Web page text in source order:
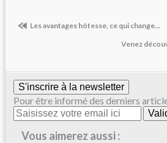
Les avantages hôtesse, ce qui change...
Venez
S'inscrire à la newsletter
Pour être informé des derniers
Vous aimerez aussi :